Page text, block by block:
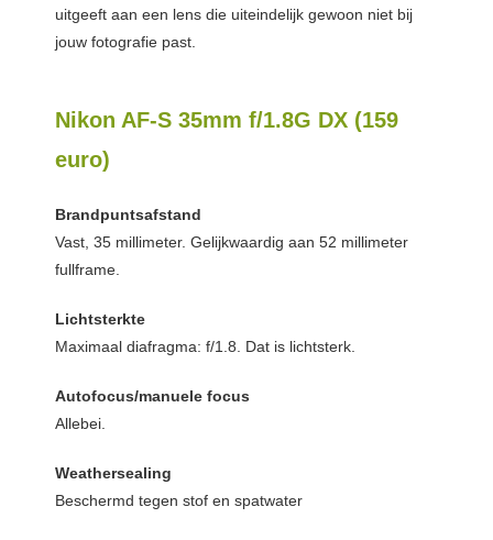
uitgeeft aan een lens die uiteindelijk gewoon niet bij
jouw fotografie past.
Nikon AF-S 35mm f/1.8G DX (159
euro)
Brandpuntsafstand
Vast, 35 millimeter. Gelijkwaardig aan 52 millimeter
fullframe.
Lichtsterkte
Maximaal diafragma: f/1.8. Dat is lichtsterk.
Autofocus/manuele focus
Allebei.
Weathersealing
Beschermd tegen stof en spatwater